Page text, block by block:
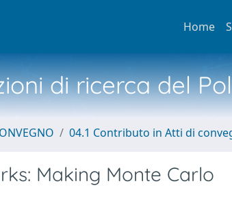
Home
di ricerca del
04.1 Contributo in Atti di
Making Monte Carlo